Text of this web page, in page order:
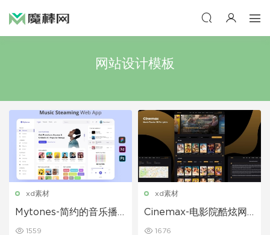
网站设计模板
xd素材
Mytones-简约的音乐播
1559
xd素材
Cinemax-电影院酷炫网
1676